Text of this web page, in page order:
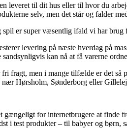
leveret til dit hus eller til hvor du
selv, men det står og falder
er super væsentlig ifald vi har
levering på næste hverdag på
kan nå at få varerne
fragt, men i mange tilfælde er det
Hørsholm, Sønderborg eller
gængeligt for internetbrugere at finde
i test produkter – til babyer og